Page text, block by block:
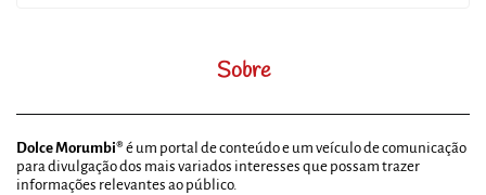
Sobre
Dolce Morumbi® é um portal de conteúdo e um veículo de comunicação
para divulgação dos mais variados interesses que possam trazer
informações relevantes ao público.